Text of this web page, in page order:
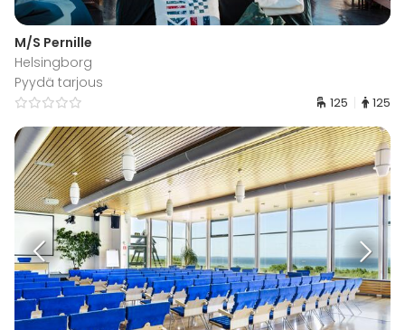
M/S Pernille
Helsingborg
Pyydä tarjous
125 125